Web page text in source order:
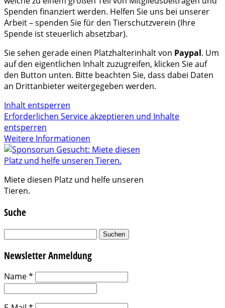
Spenden finanziert werden. Helfen Sie uns bei unserer
Arbeit – spenden Sie für den Tierschutzverein (Ihre
Spende ist steuerlich absetzbar).
Sie sehen gerade einen Platzhalterinhalt von Paypal. Um
auf den eigentlichen Inhalt zuzugreifen, klicken Sie auf
den Button unten. Bitte beachten Sie, dass dabei Daten
an Drittanbieter weitergegeben werden.
Inhalt entsperren
Erforderlichen Service akzeptieren und Inhalte
entsperren
Weitere Informationen
Miete diesen Platz und helfe unseren
Tieren.
Suche
Suchen
Newsletter Anmeldung
Name*